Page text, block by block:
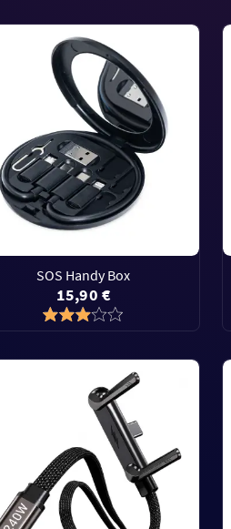
SOS Handy Box
15,90 €